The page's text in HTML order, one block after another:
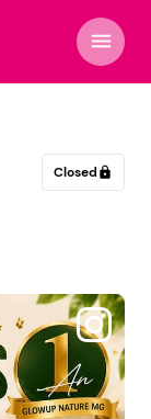
menu
Closed lock